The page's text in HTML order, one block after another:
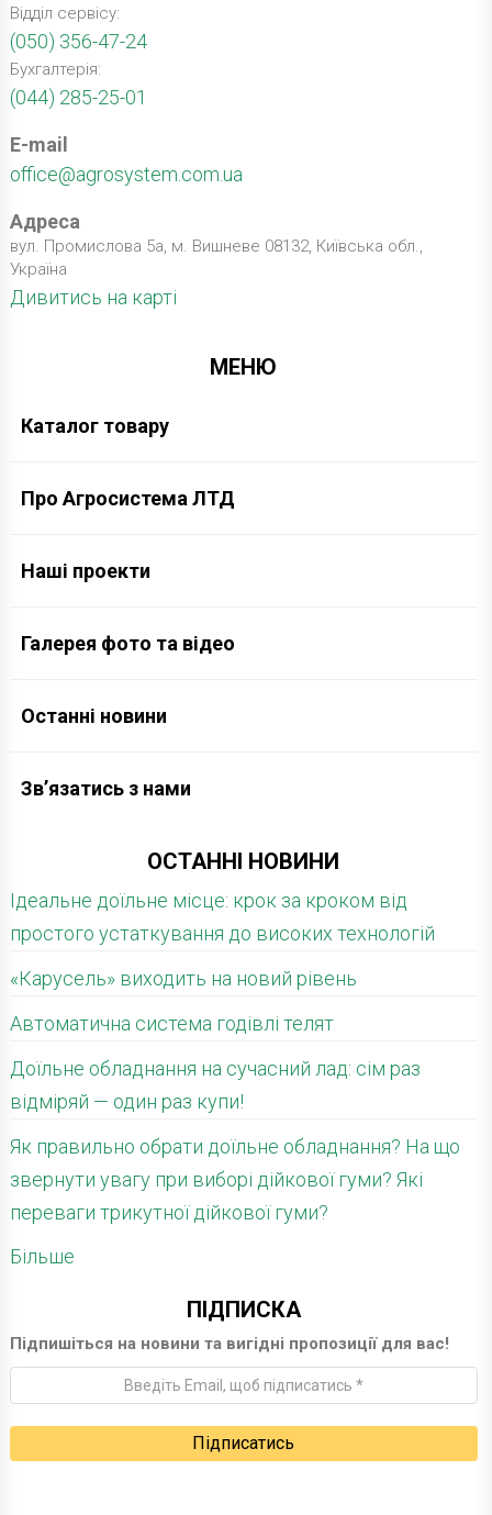
Відділ сервісу:
(050) 356-47-24
Бухгалтерія:
(044) 285-25-01
E-mail
office@agrosystem.com.ua
Адреса
вул. Промислова 5а, м. Вишневе 08132, Київська обл.,
Україна
Дивитись на карті
МЕНЮ
Каталог товару
Про Агросистема ЛТД
Наші проекти
Галерея фото та відео
Останні новини
Зв’язатись з нами
ОСТАННІ НОВИНИ
Ідеальне доїльне місце: крок за кроком від
простого устаткування до високих технологій
«Карусель» виходить на новий рівень
Автоматична система годівлі телят
Доїльне обладнання на сучасний лад: сім раз
відміряй — один раз купи!
Як правильно обрати доїльне обладнання? На що
звернути увагу при виборі дійкової гуми? Які
переваги трикутної дійкової гуми?
Більше
ПІДПИСКА
Підпишіться на новини та вигідні пропозиції для вас!